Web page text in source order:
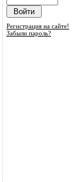
Регистрация на сайте!
Забыли пароль?